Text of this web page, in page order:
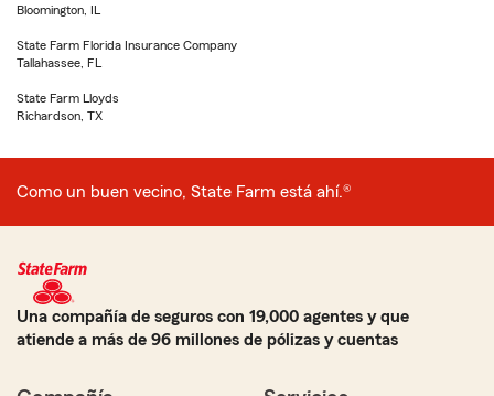
Bloomington, IL
State Farm Florida Insurance Company
Tallahassee, FL
State Farm Lloyds
Richardson, TX
Como un buen vecino, State Farm está ahí.®
Una compañía de seguros con 19,000 agentes y que
atiende a más de 96 millones de pólizas y cuentas